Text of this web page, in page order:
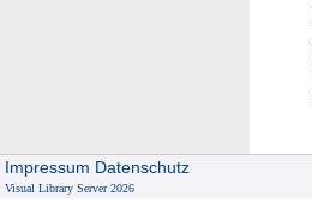
Impressum Datenschutz
Visual Library Server 2026